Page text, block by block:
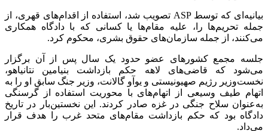
بیانیه‌ای که توسط ASP تصویب شد، استفاده از اقدام‌های قهری، از
جمله تحریم‌ها را، علیه مقام‌ها یا کسانی که با دادگاه همکاری
می‌کنند، از جمله سازمان‌های حقوق بشری، محکوم کرد.
جلسه مجمع کشور‌های عضو حدود یک سال پس از آن برگزار
می‌شود که قاضی‌های لاهه حکم بازداشت بنیامین نتانیاهو،
نخست‌وزیر رژیم صهیونیستی و یوآو گالانت، وزیر جنگ سابق او را به
اتهام طیف وسیعی از اتهام‌های با محوریت استفاده از گرسنگی
به‌عنوان سلاح جنگی در غزه صادر کردند. این نخستین‌بار در تاریخ
دادگاه بود که حکم بازداشت مقام‌های متحد غرب را هدف قرار
می‌داد.